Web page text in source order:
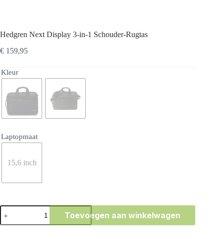
Hedgren Next Display 3-in-1 Schouder-Rugtas
€ 159,95
Kleur
Laptopmaat
15,6 inch
Hedgren
Next
Display
Toevoegen aan winkelwagen